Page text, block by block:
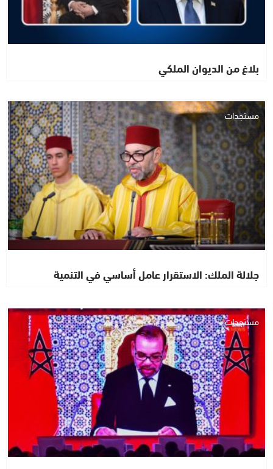
بلاغ من الديوان الملكي
مستجدات
جلالة الملك: الاستقرار عامل أساسي في التنمية
مستجدات